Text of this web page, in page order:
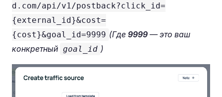
d.com/api/v1/postback?click_id=
{external_id}&cost=
{cost}&goal_id=9999 (Где 9999 — это ваш
конкретный goal_id )